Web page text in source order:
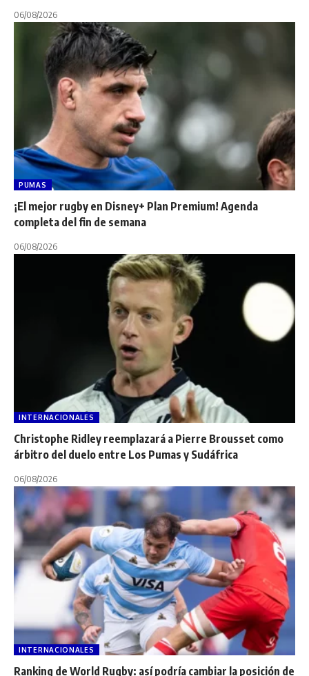
06/08/2026
PUMAS
¡El mejor rugby en Disney+ Plan Premium! Agenda
completa del fin de semana
06/08/2026
INTERNACIONALES
Christophe Ridley reemplazará a Pierre Brousset como
árbitro del duelo entre Los Pumas y Sudáfrica
06/08/2026
INTERNACIONALES
Ranking de World Rugby: así podría cambiar la posición de